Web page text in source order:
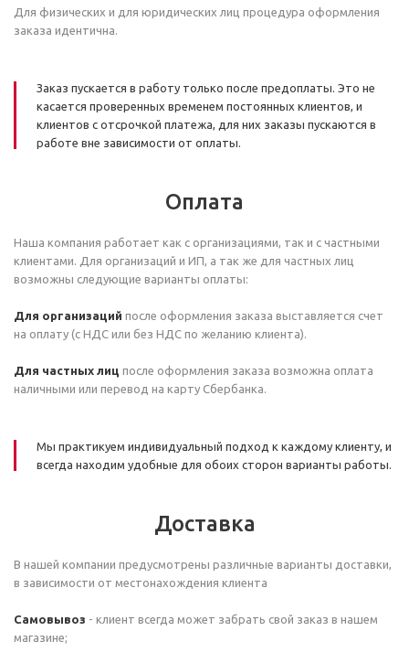
Для физических и для юридических лиц процедура оформления
заказа идентична.
Заказ пускается в работу только после предоплаты. Это не
касается проверенных временем постоянных клиентов, и
клиентов с отсрочкой платежа, для них заказы пускаются в
работе вне зависимости от оплаты.
Оплата
Наша компания работает как с организациями, так и с частными
клиентами. Для организаций и ИП, а так же для частных лиц
возможны следующие варианты оплаты:
Для организаций после оформления заказа выставляется счет
на оплату (с НДС или без НДС по желанию клиента).
Для частных лиц после оформления заказа возможна оплата
наличными или перевод на карту Сбербанка.
Мы практикуем индивидуальный подход к каждому клиенту, и
всегда находим удобные для обоих сторон варианты работы.
Доставка
В нашей компании предусмотрены различные варианты доставки,
в зависимости от местонахождения клиента
Самовывоз - клиент всегда может забрать свой заказ в нашем
магазине;